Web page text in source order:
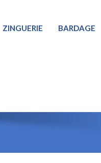
ZINGUERIE BARDAGE